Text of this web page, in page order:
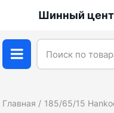
Шинный
Главная 185/65/15